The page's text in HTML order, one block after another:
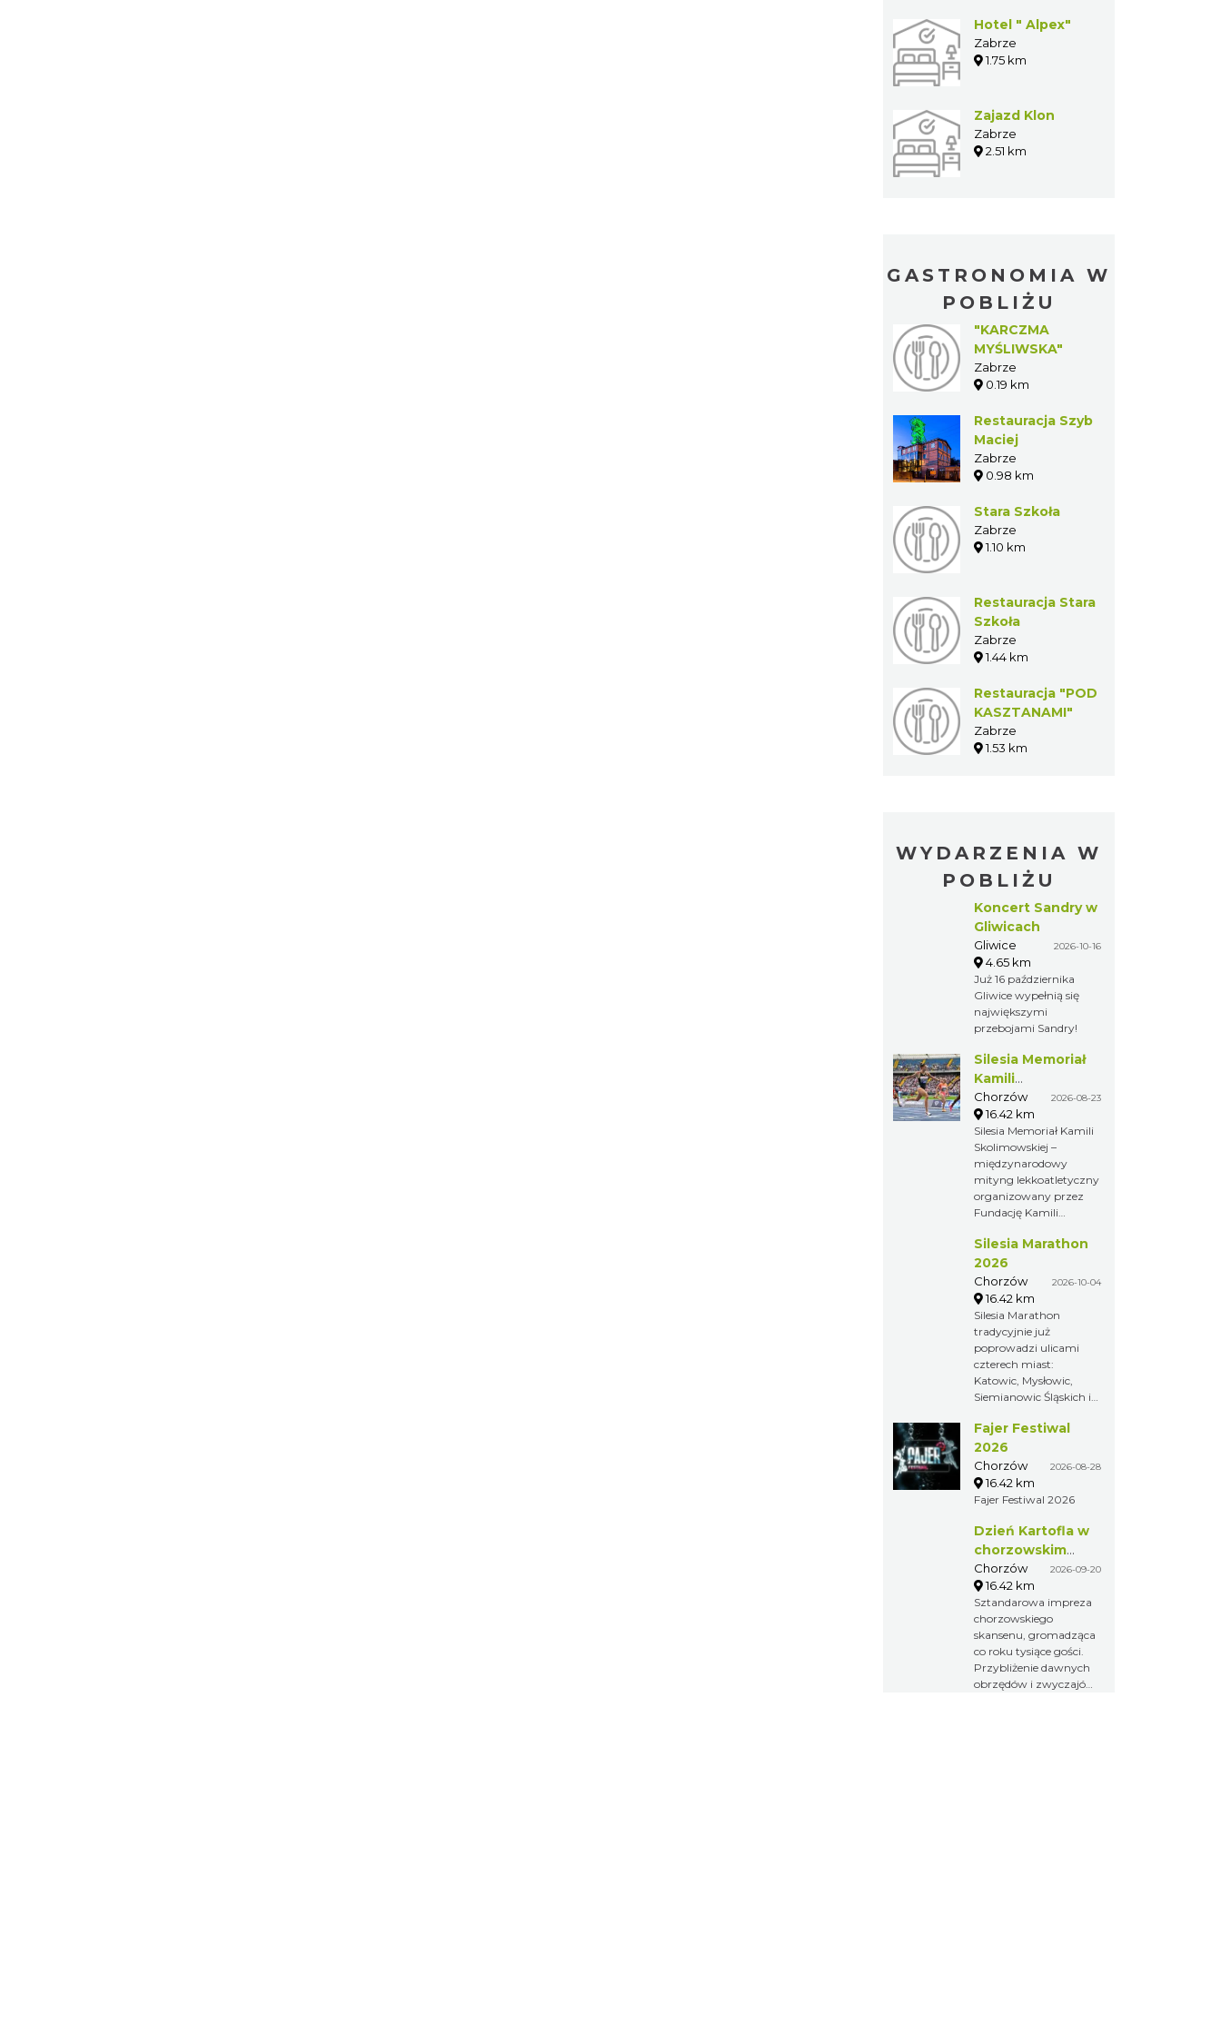
Hotel " Alpex"
Zabrze
1.75 km
Zajazd Klon
Zabrze
2.51 km
GASTRONOMIA W
POBLIŻU
"KARCZMA
MYŚLIWSKA"
Zabrze
0.19 km
Restauracja Szyb
Maciej
Zabrze
0.98 km
Stara Szkoła
Zabrze
1.10 km
Restauracja Stara
Szkoła
Zabrze
1.44 km
Restauracja "POD
KASZTANAMI"
Zabrze
1.53 km
WYDARZENIA W
POBLIŻU
Koncert Sandry w
Gliwicach
Gliwice 2026-10-16
4.65 km
Już 16 października
Gliwice wypełnią się
największymi
przebojami Sandry!
Silesia Memoriał
Kamili
Skolimowskiej
Chorzów 2026-08-23
16.42 km
Silesia Memoriał Kamili
Skolimowskiej –
międzynarodowy
mityng lekkoatletyczny
organizowany przez
Fundację Kamili
poświęcone są pamięci
zmarłej w lutym 2009
roku Kamili
Skolimowskiej –
mistrzyni olimpijskiej w
rzucie młotem z 2000
roku.
Silesia Marathon
2026
Chorzów 2026-10-04
16.42 km
Silesia Marathon
tradycyjnie już
poprowadzi ulicami
czterech miast:
Katowic, Mysłowic,
Siemianowic Śląskich i
największa impreza
biegowa na Śląsku i
jeden z największych
maratonów w Polsce.
Fajer Festiwal
2026
Chorzów 2026-08-28
16.42 km
Fajer Festiwal 2026
Dzień Kartofla w
chorzowskim
skansenie
Chorzów 2026-09-20
16.42 km
Sztandarowa impreza
chorzowskiego
skansenu, gromadząca
co roku tysiące gości.
Przybliżenie dawnych
obrzędów i zwyczajów